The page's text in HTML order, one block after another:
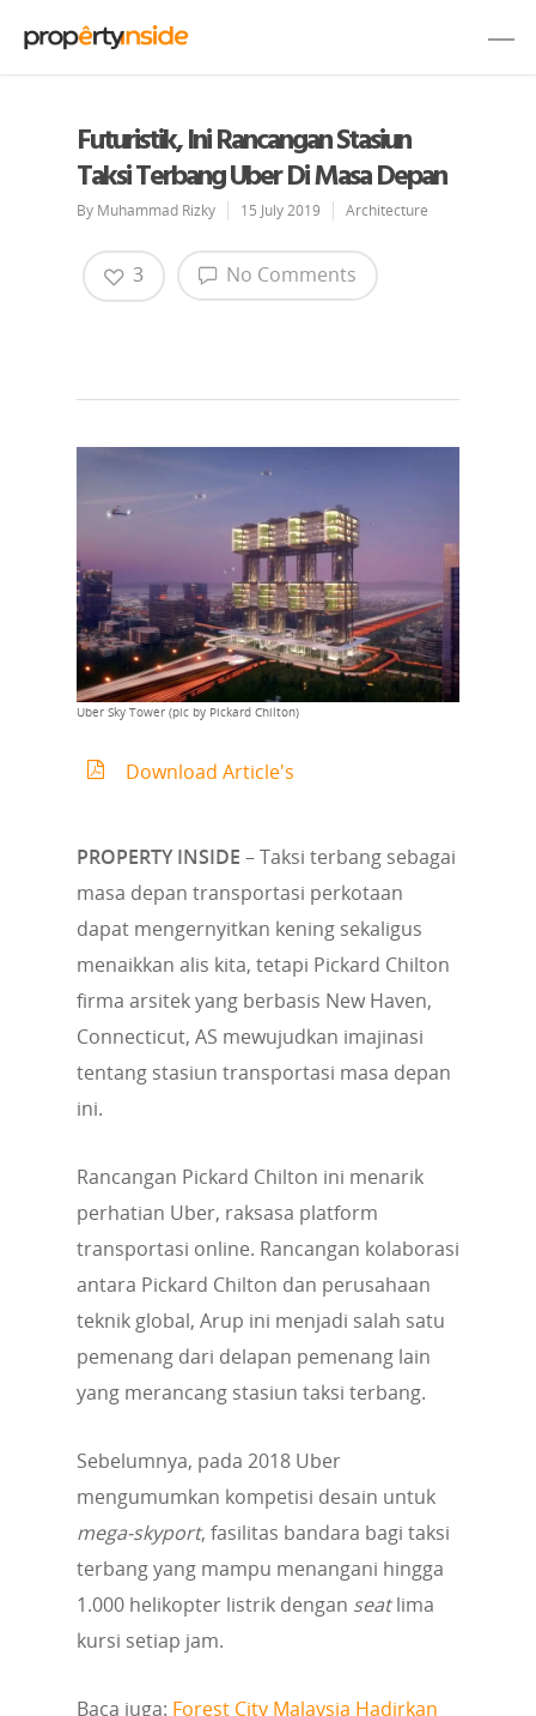
Futuristik, Ini Rancangan Stasiun
Taksi Terbang Uber Di Masa Depan
By Muhammad Rizky 15 July 2019 Architecture
No Comments
3
Uber Sky Tower (pic by Pickard Chilton)
Download Article's
PROPERTY INSIDE – Taksi terbang sebagai
masa depan transportasi perkotaan
dapat mengernyitkan kening sekaligus
menaikkan alis kita, tetapi Pickard Chilton
firma arsitek yang berbasis New Haven,
Connecticut, AS mewujudkan imajinasi
tentang stasiun transportasi masa depan
ini.
Rancangan Pickard Chilton ini menarik
perhatian Uber, raksasa platform
transportasi online. Rancangan kolaborasi
antara Pickard Chilton dan perusahaan
teknik global, Arup ini menjadi salah satu
pemenang dari delapan pemenang lain
yang merancang stasiun taksi terbang.
Sebelumnya, pada 2018 Uber
mengumumkan kompetisi desain untuk
mega-skyport, fasilitas bandara bagi taksi
terbang yang mampu menangani hingga
1.000 helikopter listrik dengan seatlima
kursi setiap jam.
Baca juga: Forest City Malaysia Hadirkan